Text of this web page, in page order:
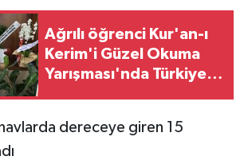
Ağrılı öğrenci Kur'an-ı
Kerim'i Güzel Okuma
Yarışması'nda Türkiye
dereceye giren 15